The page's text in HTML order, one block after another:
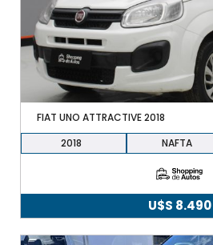
FIAT UNO ATTRACTIVE 2018
2018
NAFTA
U$S 8.490